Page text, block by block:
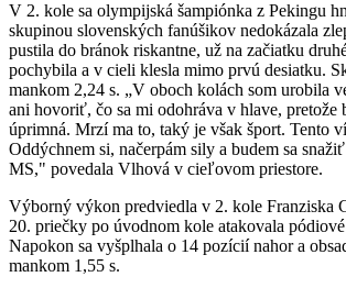
V 2. kole sa olympijská šampiónka z Pekingu
skupinou slovenských fanúšikov nedokázala
pustila do bránok riskantne, už na začiatku
pochybila a v cieli klesla mimo prvú desiatku.
mankom 2,24 s. „V oboch kolách som urobila
ani hovoriť, čo sa mi odohráva v hlave, pretože
úprimná. Mrzí ma to, taký je však šport. Tento
Oddýchnem si, načerpám sily a budem sa
MS," povedala Vlhová v cieľovom priestore.
Výborný výkon predviedla v 2. kole Franziska
20. priečky po úvodnom kole atakovala
Napokon sa vyšplhala o 14 pozícií nahor a
mankom 1,55 s.